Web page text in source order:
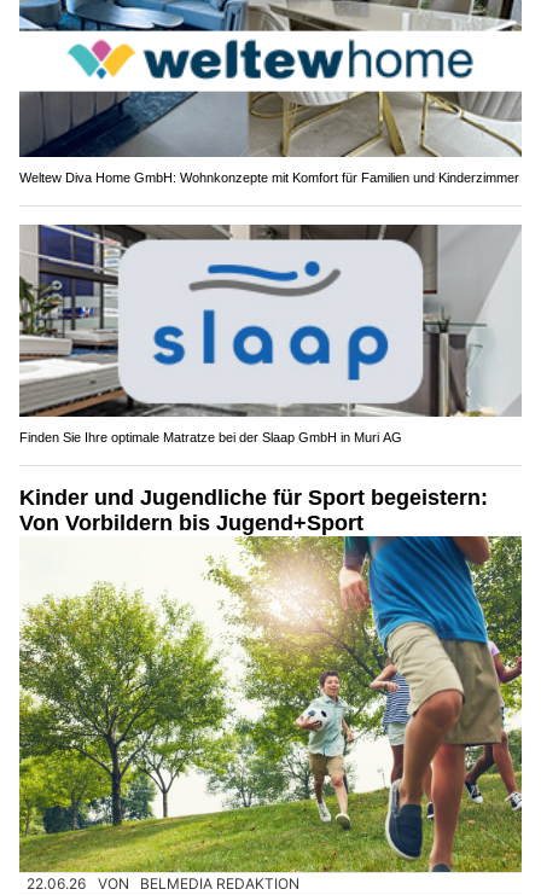
Weltew Diva Home GmbH: Wohnkonzepte mit Komfort für Familien und Kinderzimmer
Finden Sie Ihre optimale Matratze bei der Slaap GmbH in Muri AG
Kinder und Jugendliche für Sport begeistern:
Von Vorbildern bis Jugend+Sport
22.06.26 VON BELMEDIA REDAKTION